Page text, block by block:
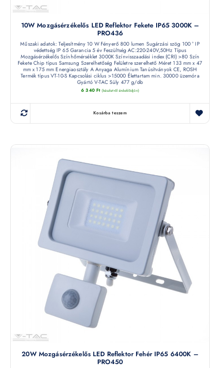
10W Mozgásérzékelős LED Reflektor Fekete IP65 3000K –
PRO436
Műszaki adatok: Teljesítmény 10 W Fényerő 800 lumen Sugárzási szög 100 ° IP
védettség IP 65 Garancia 5 év Feszültség AC:220-240V,50Hz Típus
Mozgásérzékelős Színhőmérséklet 3000K Színvisszaadási index (CRI) >80 Szín
Fekete Chip típus Samsung Szerelhetőség Felületre szerelhető Méret 133 mm x 47
mm x 175 mm Energiaosztály A Anyaga Alumínium Tanúsítványok CE, ROSH
Termék típus VT-10-S Kapcsolási ciklus >15000 Élettartam min. 30000 üzemóra
Gyártó V-TAC Súly 477 g/db
6 340 Ft (készletről érdeklődjön)
Kosárba teszem
20W Mozgásérzékelős LED Reflektor Fehér IP65 6400K –
PRO450